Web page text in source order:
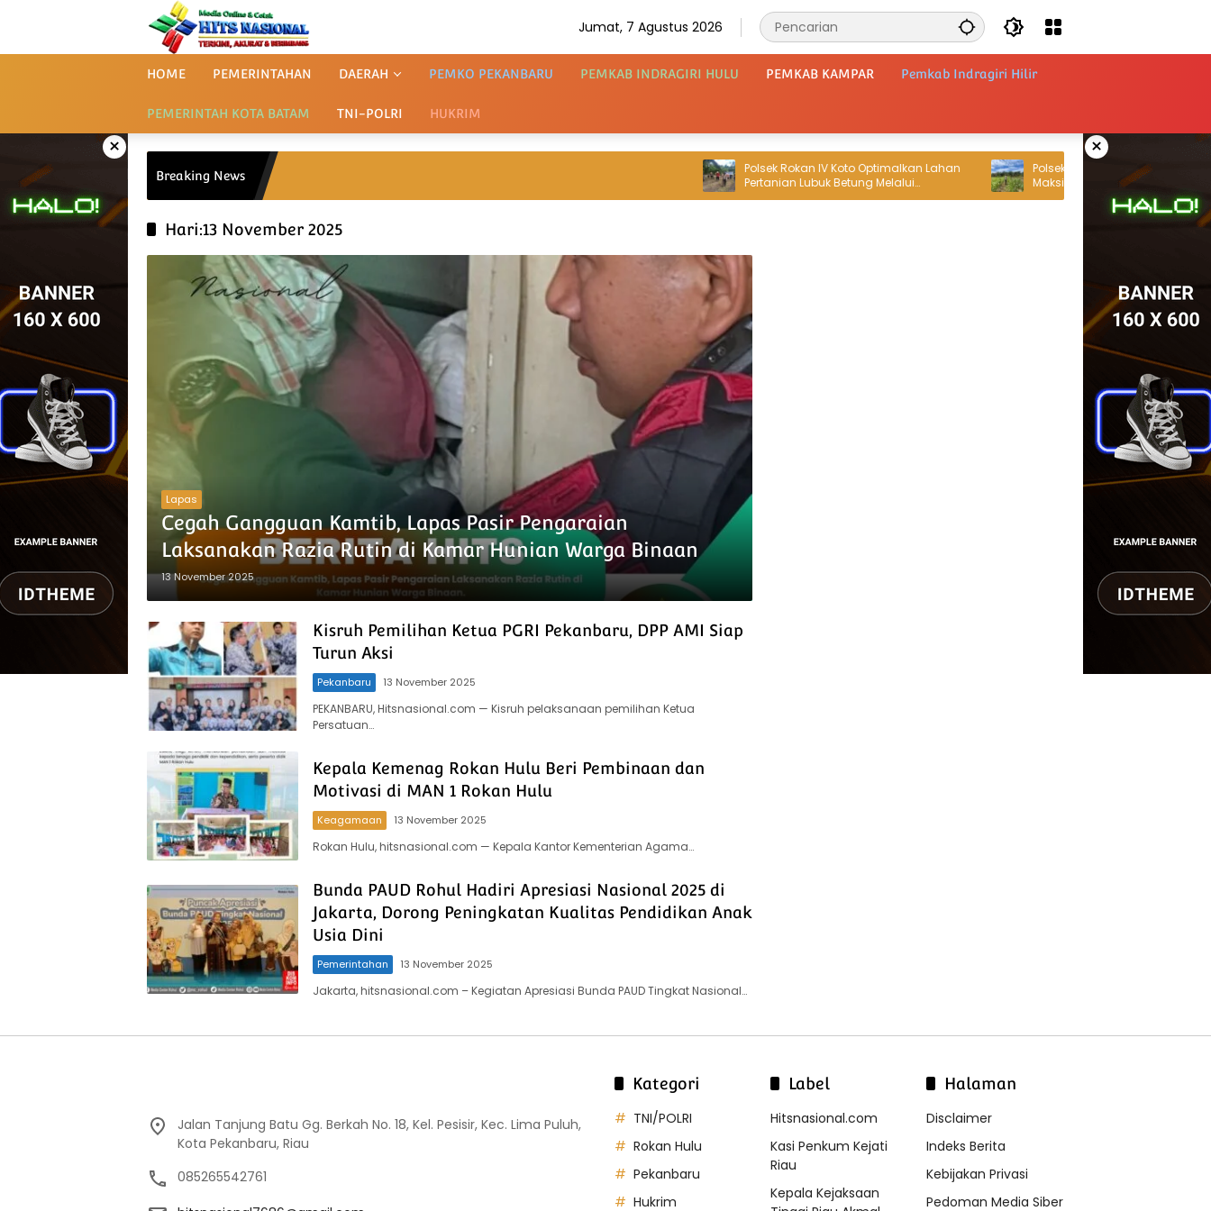
Jumat, 7 Agustus 2026
HOME PEMERINTAHAN DAERAH PEMKO PEKANBARU PEMKAB INDRAGIRI HULU PEMKAB KAMPAR Pemkab Indragiri Hilir
PEMERINTAH KOTA BATAM TNI-POLRI HUKRIM
× ×
Breaking News
Polsek Rokan IV Koto Optimalkan Lahan
Pertanian Lubuk Betung Melalui
Penanaman Jagung, Dukung
Polsek Rokan IV Koto Dorong Perawatan
Maksimal Dukung Ketahanan Pangan
Nasional Desa Lubuk bendahara
Hari:13 November 2025
Lapas
Cegah Gangguan Kamtib, Lapas Pasir Pengaraian
Laksanakan Razia Rutin di Kamar Hunian Warga Binaan
13 November 2025
Kisruh Pemilihan Ketua PGRI Pekanbaru, DPP AMI Siap
Turun Aksi
Pekanbaru 13 November 2025
PEKANBARU, Hitsnasional.com — Kisruh pelaksanaan pemilihan Ketua
Persatuan…
Kepala Kemenag Rokan Hulu Beri Pembinaan dan
Motivasi di MAN 1 Rokan Hulu
Keagamaan 13 November 2025
Rokan Hulu, hitsnasional.com — Kepala Kantor Kementerian Agama…
Bunda PAUD Rohul Hadiri Apresiasi Nasional 2025 di
Jakarta, Dorong Peningkatan Kualitas Pendidikan Anak
Usia Dini
Pemerintahan 13 November 2025
Jakarta, hitsnasional.com – Kegiatan Apresiasi Bunda PAUD Tingkat Nasional…
Jalan Tanjung Batu Gg. Berkah No. 18, Kel. Pesisir, Kec. Lima Puluh,
Kota Pekanbaru, Riau
085265542761
Kategori
TNI/POLRI
Rokan Hulu
Pekanbaru
Hukrim
Label
Hitsnasional.com
Kasi Penkum Kejati
Riau
Kepala Kejaksaan
Halaman
Disclaimer
Indeks Berita
Kebijakan Privasi
Pedoman Media Siber